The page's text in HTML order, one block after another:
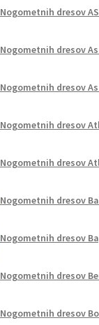
Nogometnih dresov
Nogometnih dresov
Nogometnih dresov
Nogometnih dresov
Nogometnih dresov
Nogometnih dresov
Nogometnih dresov
Nogometnih dresov
Nogometnih dresov